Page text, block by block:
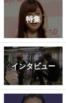
特集
インタビュー